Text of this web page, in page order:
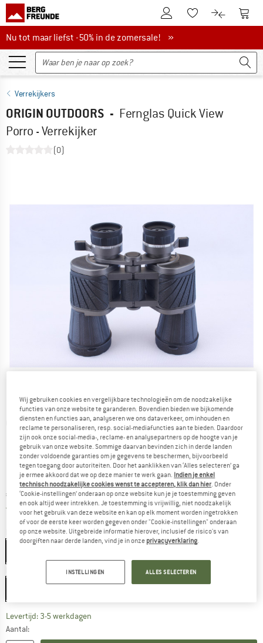
De klantenaccount
Naar deNaar de
Nu tot maar liefst -50% in de zomersale!
Nu tot maar liefst -50% in de zomersale! »
Verrekijkers
ORIGIN OUTDOORS - Fernglas Quick View
Porro - Verrekijker
(0)
Gedetailleerde foto's
Prijs:
€ 74,95 incl. BTW
Gratis verzending(NL)Nederland. Informatie over de
Kleur:Black
Levertijd: 3-5 werkdagen
Aantal:
Wij gebruiken cookies en vergelijkbare technologieën om de noodzakelijke
functies van onze website te garanderen. Bovendien bieden we bijkomende
diensten en functies aan, analyseren we ons dataverkeer, om inhouden en
reclame te personaliseren, resp. social-mediafuncties aan te bieden. Daardoor
zijn ook onze social-media-, reclame- en analysepartners op de hoogte van je
gebruik van onze website. Sommige daarvan bevinden zich in derde landen
zonder voldoende garanties om je gegevens te beschermen, bijvoorbeeld
tegen toegang door autoriteiten. Door het aanklikken van ‘Alles selecteren’ ga
je ermee akkoord dat we op deze manier te werk gaan. Indien je enkel
technisch noodzakelijke cookies wenst te accepteren, klik dan hier. Onder
‘Cookie-instellingen’ onderaan op onze website kun je je toestemming geven
en ook altijd weer intrekken. Je toestemming is vrijwillig, niet noodzakelijk
voor het gebruik van deze website en kan op elk moment worden ingetrokken
of voor de eerste keer worden gegeven onder "Cookie-instellingen" onderaan
op onze website. Uitgebreide informatie hierover, inclusief de risico's van
doorgiften naar derde landen, vind je in onze privacyverklaring.
INSTELLINGEN ALLES SELECTEREN